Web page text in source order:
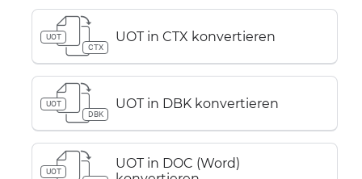
UOT
CTX
UOT in CTX konvertieren
UOT
DBK
UOT in DBK konvertieren
UOT
UOT in DOC (Word)